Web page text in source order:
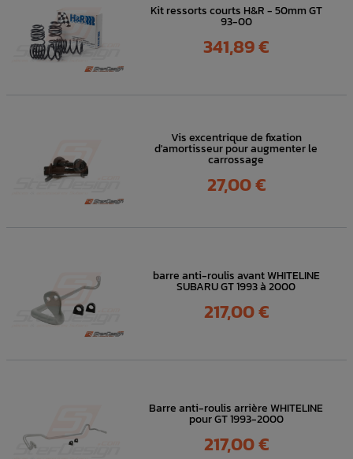
Kit ressorts courts H&R - 50mm GT
93-00
Prix
341,89 €
Vis excentrique de fixation
d'amortisseur pour augmenter le
carrossage
Prix
27,00 €
barre anti-roulis avant WHITELINE
SUBARU GT 1993 à 2000
Prix
217,00 €
Barre anti-roulis arrière WHITELINE
pour GT 1993-2000
Prix
217,00 €